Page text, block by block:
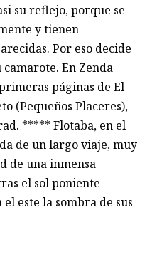
su reflejo, porque se
y tienen
Por eso decide
En Zenda
páginas de El
(Pequeños Placeres),
***** Flotaba, en el
de un largo viaje, muy
de una inmensa
el sol poniente
este la sombra de sus